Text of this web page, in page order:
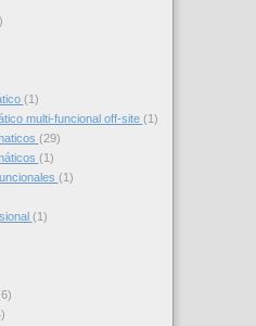
(1)
multi-funcional off-site (1)
(29)
(1)
(1)
(1)